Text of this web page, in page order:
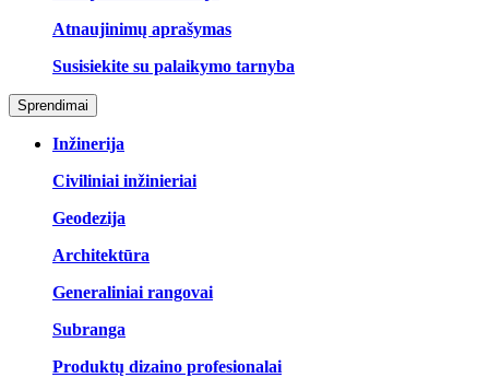
Atnaujinimų aprašymas
Susisiekite su palaikymo tarnyba
Sprendimai
Inžinerija
Civiliniai inžinieriai
Geodezija
Architektūra
Generaliniai rangovai
Subranga
Produktų dizaino profesionalai